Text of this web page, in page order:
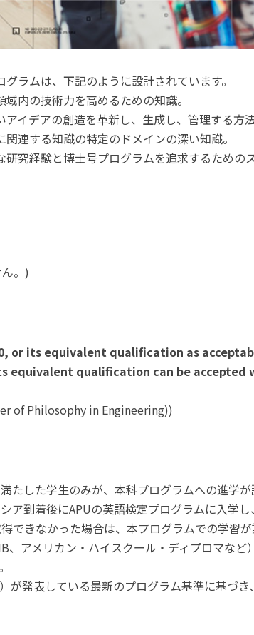
グラムは、下記のように設計されています。
内の技術力を高めるための知識。
イデアの創造を革新し、生成し、管理する方
連する知識の特定のドメインの深い知識。
究経験と博士号プログラムを追求するためのス
。)
or its equivalent qualification as
equivalent qualification can be
of Philosophy in Engineering))
たした学生のみが、本科プログラムへの進学
ア到着後にAPUの英語検定プログラムに入学
できなかった場合は、本プログラムでの学習
アメリカン・ハイスクール・ディプロマな
発表している最新のプログラム基準に基づ